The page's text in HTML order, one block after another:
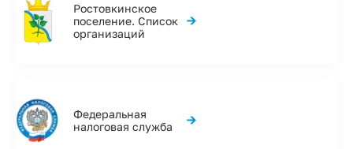
Ростовкинское
поселение. Список
организаций
→
Федеральная
налоговая служба
→